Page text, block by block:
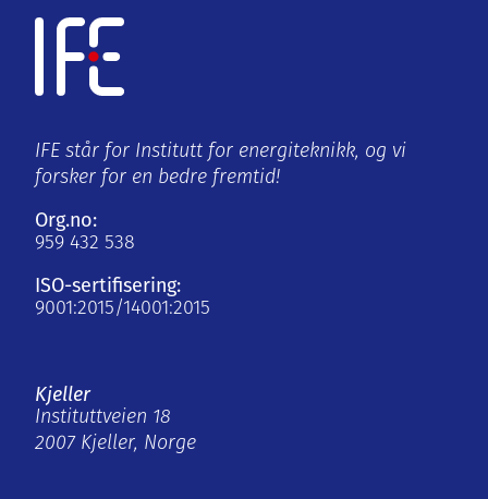
IFE står for Institutt for energiteknikk, og vi
forsker for en bedre fremtid!
Org.no:
959 432 538
ISO-sertifisering:
9001:2015/14001:2015
Kjeller
Instituttveien 18
2007 Kjeller, Norge